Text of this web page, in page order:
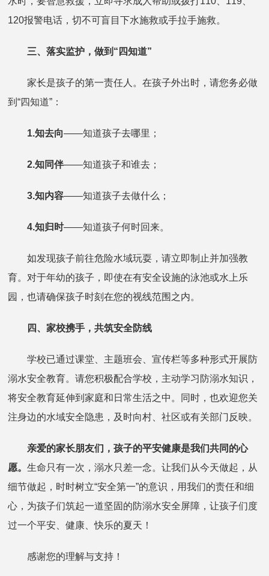
120报警电话，切不可盲目下水施救或手拉手施救。
三、落实监护，做到“四知道”
家长是孩子的第一责任人。在孩子外出时，请您务必做
到“四知道”：
1.知去向——知道孩子去哪里；
2.知同伴——知道孩子和谁去；
3.知内容——知道孩子去做什么；
4.知归时——知道孩子何时回来。
如发现孩子前往危险水域玩耍，请立即制止并加强教
育。对于年幼的孩子，即使在有安全设施的泳池或水上乐
园，也请确保孩子时刻在您的视线范围之内。
四、家校携手，共筑安全防线
学校已通过课堂、主题班会、宣传栏等多种形式开展防
溺水安全教育。请您积极配合学校，主动学习防溺水知识，
将安全教育延伸到家庭和日常生活之中。同时，也欢迎您关
注身边的水域安全隐患，及时向村、社区或有关部门反映。
亲爱的家长朋友们，孩子的平安健康是我们共同的心
愿。生命只有一次，溺水只差一念。让我们从今天做起，从
细节做起，时时树立“安全第一”的意识，用我们的责任和细
心，为孩子们筑起一道坚固的防溺水安全屏障，让孩子们度
过一个平安、健康、快乐的夏天！
感谢您的理解与支持！